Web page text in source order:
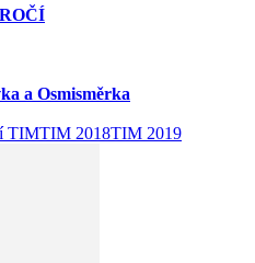
a Osmisměrka
TIMTIM 2018TIM 2019